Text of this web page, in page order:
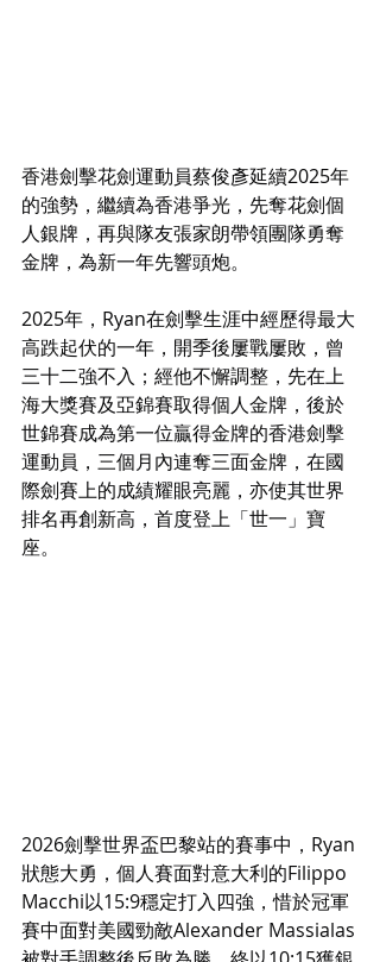
香港劍擊花劍運動員蔡俊彥延續2025年
的強勢，繼續為香港爭光，先奪花劍個
人銀牌，再與隊友張家朗帶領團隊勇奪
金牌，為新一年先響頭炮。
2025年，Ryan在劍擊生涯中經歷得最大
高跌起伏的一年，開季後屢戰屢敗，曾
三十二強不入；經他不懈調整，先在上
海大獎賽及亞錦賽取得個人金牌，後於
世錦賽成為第一位贏得金牌的香港劍擊
運動員，三個月內連奪三面金牌，在國
際劍賽上的成績耀眼亮麗，亦使其世界
排名再創新高，首度登上「世一」寶
座。
2026劍擊世界盃巴黎站的賽事中，Ryan
狀態大勇，個人賽面對意大利的Filippo
Macchi以15:9穩定打入四強，惜於冠軍
賽中面對美國勁敵Alexander Massialas